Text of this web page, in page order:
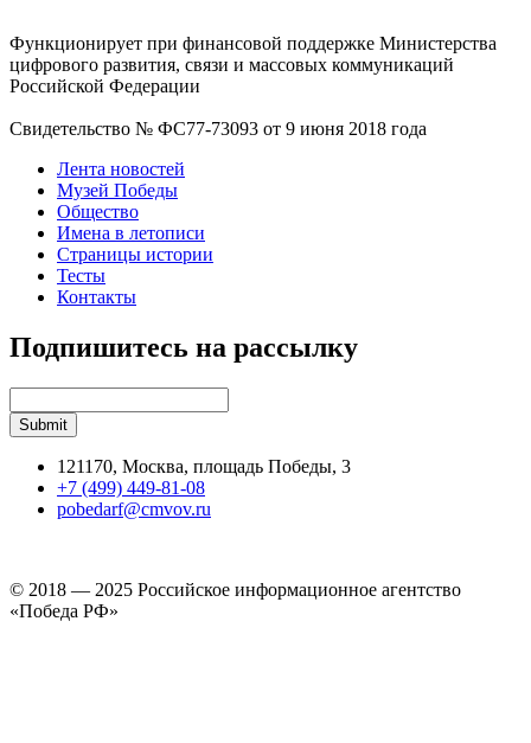
Функционирует при финансовой поддержке Министерства
цифрового развития, связи и массовых коммуникаций
Российской Федерации
Свидетельство № ФС77-73093 от 9 июня 2018 года
Лента новостей
Музей Победы
Общество
Имена в летописи
Страницы истории
Тесты
Контакты
Подпишитесь на рассылку
121170, Москва, площадь Победы, 3
+7 (499) 449-81-08
pobedarf@cmvov.ru
© 2018 — 2025 Российское информационное агентство
«Победа РФ»